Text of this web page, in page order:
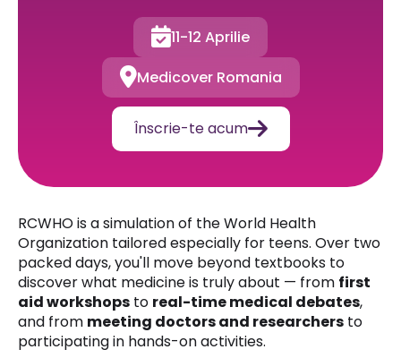
11-12 Aprilie
Medicover Romania
Înscrie-te acum
RCWHO is a simulation of the World Health
Organization tailored especially for teens. Over two
packed days, you'll move beyond textbooks to
discover what medicine is truly about — from first
aid workshops to real-time medical debates,
and from meeting doctors and researchers to
participating in hands-on activities.